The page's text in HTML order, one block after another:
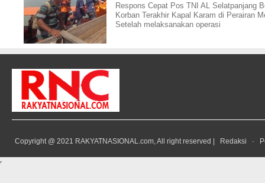
Respons Cepat Pos TNI AL Selatpanjang
Korban Terakhir Kapal Karam di Perairan
Setelah melaksanakan operasi
Copyright @ 2021 RAKYATNASIONAL.com, All right reserved | Redaksi ·